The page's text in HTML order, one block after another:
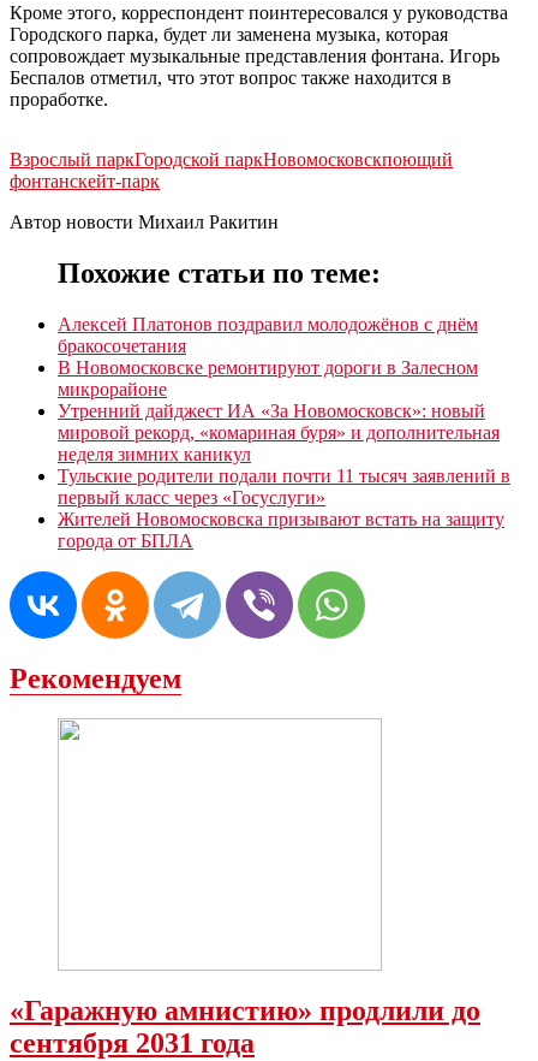
Кроме этого, корреспондент поинтересовался у руководства
Городского парка, будет ли заменена музыка, которая
сопровождает музыкальные представления фонтана. Игорь
Беспалов отметил, что этот вопрос также находится в
проработке.
Взрослый паркГородской паркНовомосковскпоющий
фонтанскейт-парк
Автор новости Михаил Ракитин
Похожие статьи по теме:
Алексей Платонов поздравил молодожёнов с днём
бракосочетания
В Новомосковске ремонтируют дороги в Залесном
микрорайоне
Утренний дайджест ИА «За Новомосковск»: новый
мировой рекорд, «комариная буря» и дополнительная
неделя зимних каникул
Тульские родители подали почти 11 тысяч заявлений в
первый класс через «Госуслуги»
Жителей Новомосковска призывают встать на защиту
города от БПЛА
Рекомендуем
«Гаражную амнистию» продлили до
сентября 2031 года